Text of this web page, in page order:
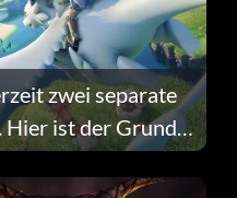
zwei separate
ist der Grund